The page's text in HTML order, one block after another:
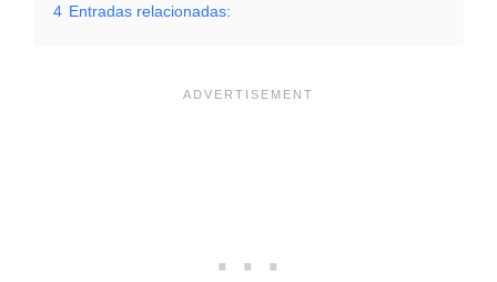
4 Entradas relacionadas: